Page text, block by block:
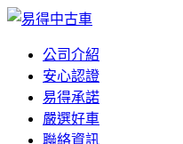
公司介紹
安心認證
易得承諾
嚴選好車
聯絡資訊